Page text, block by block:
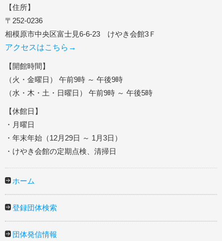
【住所】
〒252-0236
相模原市中央区富士見6-6-23 けやき会館3Ｆ
アクセスはこちら→
【開館時間】
（火・金曜日） 午前9時 ～ 午後9時
（水・木・土・日曜日） 午前9時 ～ 午後5時
【休館日】
・月曜日
・年末年始（12月29日 ～ 1月3日）
・けやき会館の定期点検、清掃日
ホーム
登録団体検索
団体発信情報